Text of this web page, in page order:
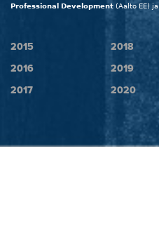
Professional Development (Aalto EE) ja
2015
2016
2017
2018
2019
2020